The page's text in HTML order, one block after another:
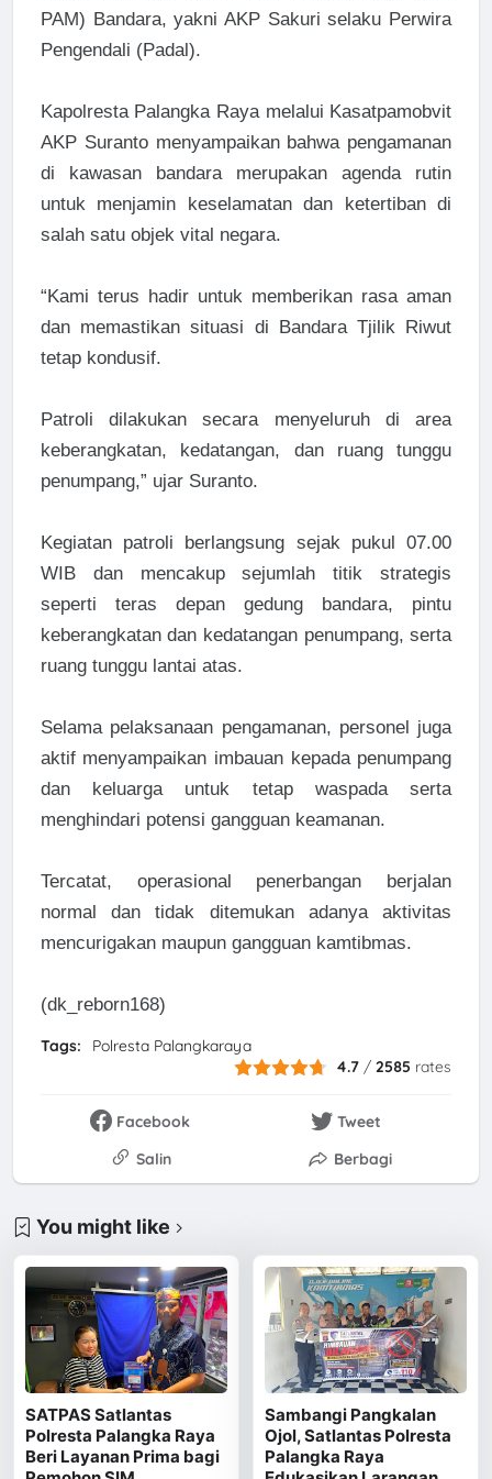
PAM) Bandara, yakni AKP Sakuri selaku Perwira
Pengendali (Padal).
Kapolresta Palangka Raya melalui Kasatpamobvit
AKP Suranto menyampaikan bahwa pengamanan
di kawasan bandara merupakan agenda rutin
untuk menjamin keselamatan dan ketertiban di
salah satu objek vital negara.
“Kami terus hadir untuk memberikan rasa aman
dan memastikan situasi di Bandara Tjilik Riwut
tetap kondusif.
Patroli dilakukan secara menyeluruh di area
keberangkatan, kedatangan, dan ruang tunggu
penumpang,” ujar Suranto.
Kegiatan patroli berlangsung sejak pukul 07.00
WIB dan mencakup sejumlah titik strategis
seperti teras depan gedung bandara, pintu
keberangkatan dan kedatangan penumpang, serta
ruang tunggu lantai atas.
Selama pelaksanaan pengamanan, personel juga
aktif menyampaikan imbauan kepada penumpang
dan keluarga untuk tetap waspada serta
menghindari potensi gangguan keamanan.
Tercatat, operasional penerbangan berjalan
normal dan tidak ditemukan adanya aktivitas
mencurigakan maupun gangguan kamtibmas.
(dk_reborn168)
Tags:
Polresta Palangkaraya
4.7 /2585 rates
Facebook
Tweet
Salin
Berbagi
You might like
SATPAS Satlantas
Polresta Palangka Raya
Beri Layanan Prima bagi
Sambangi Pangkalan
Ojol, Satlantas Polresta
Palangka Raya